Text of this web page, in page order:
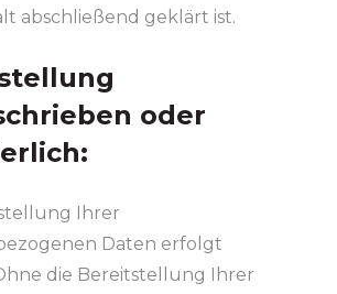
abschließend geklärt ist.
oder
Ihrer
Daten erfolgt
die Bereitstellung Ihrer